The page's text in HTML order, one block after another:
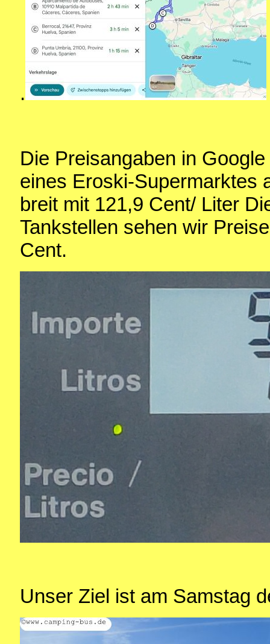
.
Die Preisangaben in
eines Eroski-Supermarktes
breit mit 121,9 Cent/ Liter
Tankstellen sehen wir
Cent.
Unser Ziel ist am Samstag